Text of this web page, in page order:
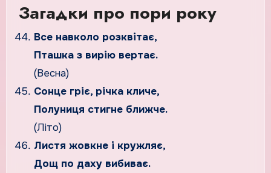
Загадки про пори року
Все навколо розквітає,
Пташка з вирію вертає.
(Весна)
Сонце гріє, річка кличе,
Полуниця стигне ближче.
(Літо)
Листя жовкне і кружляє,
Дощ по даху вибиває.